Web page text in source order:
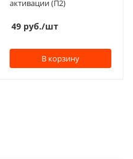
активации (П2)
49 руб./шт
В корзину